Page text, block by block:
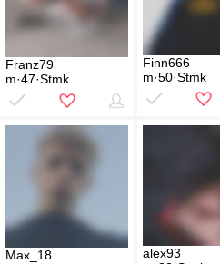
Franz79
m·47·Stmk
Finn666
m·50·Stmk
Max_18
alex93